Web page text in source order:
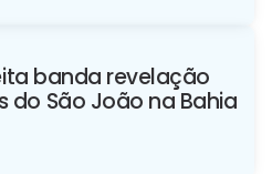
banda revelação
do São João na Bahia